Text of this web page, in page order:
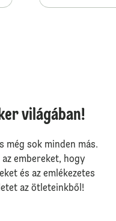
világában!
még sok minden más.
embereket, hogy
és az emlékezetes
az ötleteinkből!